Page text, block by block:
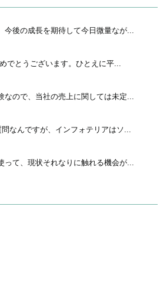
今後の成長を期待して今日微量なが...
でとうございます。ひとえに平...
なので、当社の売上に関しては未定...
なんですが、インフォテリアはソ...
って、現状それなりに触れる機会が...